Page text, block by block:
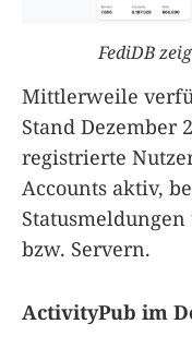
FediDB
Mittlerweile
Stand Dezember
registrierte
Accounts aktiv,
bzw. Servern.
ActivityPub im